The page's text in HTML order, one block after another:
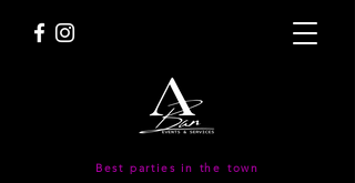
Best parties in the town